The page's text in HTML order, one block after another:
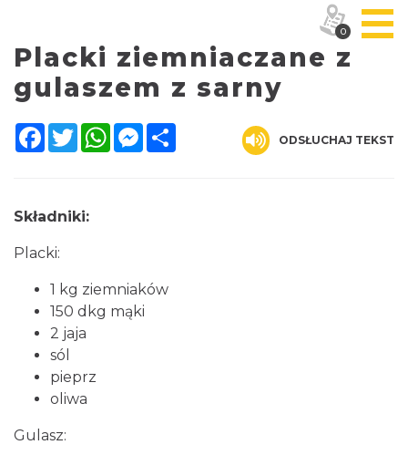
Placki ziemniaczane z
gulaszem z sarny
Facebook
TwitterWhatsAppMessenger
ODSŁUCHAJ TEKST
Składniki:
Placki:
1 kg ziemniaków
150 dkg mąki
2 jaja
sól
pieprz
oliwa
Gulasz:
0